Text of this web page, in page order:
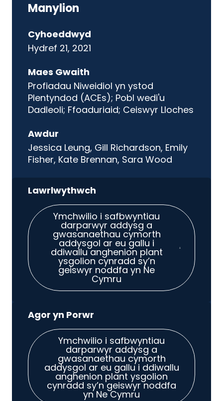
Manylion
Cyhoeddwyd
Hydref 21, 2021
Maes Gwaith
Profiadau Niweidiol yn ystod
Plentyndod (ACEs); Pobl wedi'u
Dadleoli; Ffoaduriaid; Ceiswyr Lloches
Awdur
Jessica Leung, Gill Richardson, Emily
Fisher, Kate Brennan, Sara Wood
Ymchwilio i safbwyntiau
darparwyr addysg a
gwasanaethau cymorth
addysgol ar eu gallu i
ddiwallu anghenion plant
ysgolion cynradd sy’n
geiswyr noddfa yn Ne
Cymru
Ymchwilio i safbwyntiau
darparwyr addysg a
gwasanaethau cymorth
addysgol ar eu gallu i ddiwallu
anghenion plant ysgolion
cynradd sy’n geiswyr noddfa
yn Ne Cymru